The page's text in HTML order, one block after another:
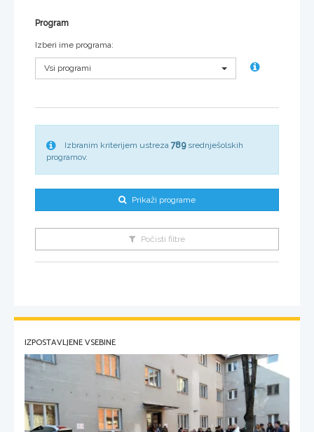
Program
Izberi ime programa:
Vsi programi
Izbranim kriterijem ustreza 789srednješolskih
programov.
Prikaži programe
Počisti filtre
IZPOSTAVLJENE VSEBINE